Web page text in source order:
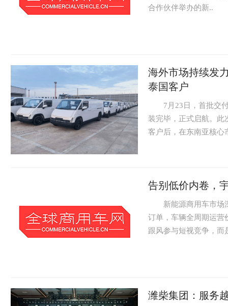
合作伙伴举办的新..
海外市场持续发
泰国客户
7月23日，首批交付
装完毕，正式启航。此
客户后，在东南亚核心
告别低价内卷，
新能源商用车市场深
订单，车辆全周期运营
跟风参与短视竞争，而
潍柴集团：服务